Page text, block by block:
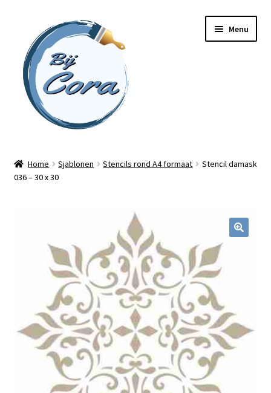
naar
navigatie
inhoud
Menu
Workshops
Blog / DIY / Tutorials
Over mij
Contact
Home Sjablonen Stencils rond A4 formaat
Stencil damask
036 – 30 x 30